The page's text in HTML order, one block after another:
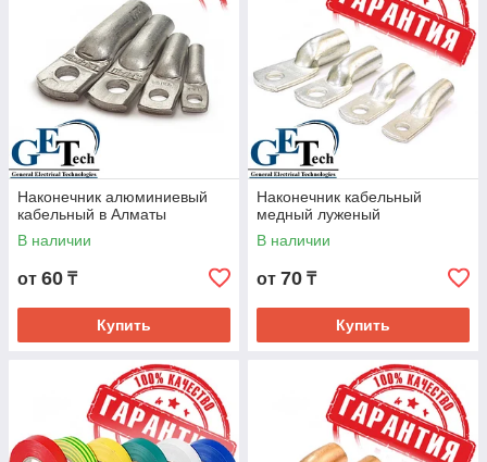
Наконечник алюминиевый
кабельный в Алматы
В наличии
от 60 ₸
Купить
Наконечник кабельный
медный луженый
В наличии
от 70 ₸
Купить